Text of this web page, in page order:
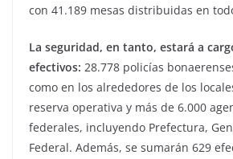
con 41.189 mesas distribuidas en
La seguridad, en tanto, estará a
efectivos: 28.778 policías
como en los alrededores de los
reserva operativa y más de 6.000
federales, incluyendo Prefectura,
Federal. Además, se sumarán 629